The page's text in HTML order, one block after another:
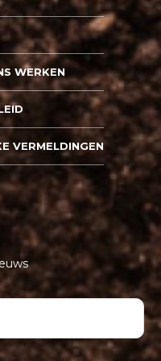
WERKEN
VERMELDINGEN